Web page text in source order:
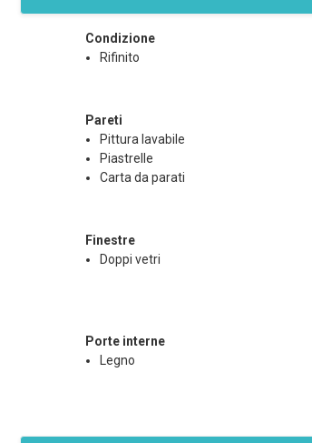
Condizione
Rifinito
Pareti
Pittura lavabile
Piastrelle
Carta da parati
Finestre
Doppi vetri
Porte interne
Legno